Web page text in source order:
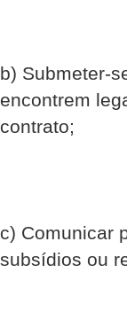
b) Submeter-
encontrem
contrato;
c) Comunicar
subsídios ou